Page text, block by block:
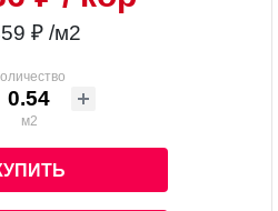
₽ /м2
м2